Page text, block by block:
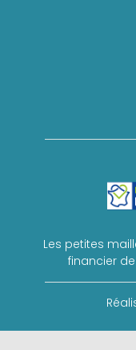
Les petites
financier